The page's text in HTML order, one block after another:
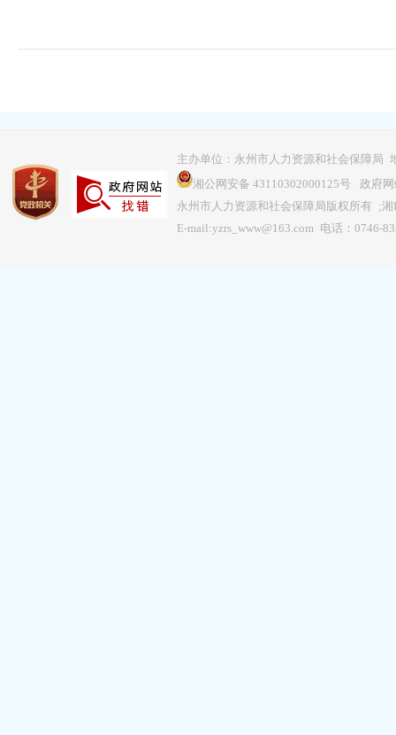
主办单位：永州市人力资源和社会保障局
湘公网安备 43110302000125号 政府网
永州市人力资源和社会保障局版权所有 ;湘
E-mail:yzrs_www@163.com 电话：0746-